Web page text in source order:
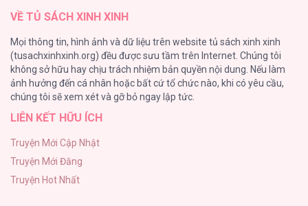
Sợi Chỉ Đỏ Không Tàn [...] – Chap 19
72
Hầu Nữ Bị Nguyền Rủa Trong Lâu Đài Của Công Tước
68
CẨN THẬN TRĂNG TRÒN THÁNG 3 ĐẤY
Tuyển Tập Manhwa Ngắn Bạo Dăm
49
VỀ TỦ SÁCH XINH XINH
Mọi thông tin, hình ảnh và dữ liệu trên website tủ sách xinh xinh
(tusachxinhxinh.org) đều được sưu tầm trên Internet. Chúng tôi
không sở hữu hay chịu trách nhiệm bản quyền nội dung. Nếu làm
ảnh hưởng đến cá nhân hoặc bất cứ tổ chức nào, khi có yêu cầu,
chúng tôi sẽ xem xét và gỡ bỏ ngay lập tức.
LIÊN KẾT HỮU ÍCH
Truyện Mới Cập Nhật
Truyện Mới Đăng
Truyện Hot Nhất